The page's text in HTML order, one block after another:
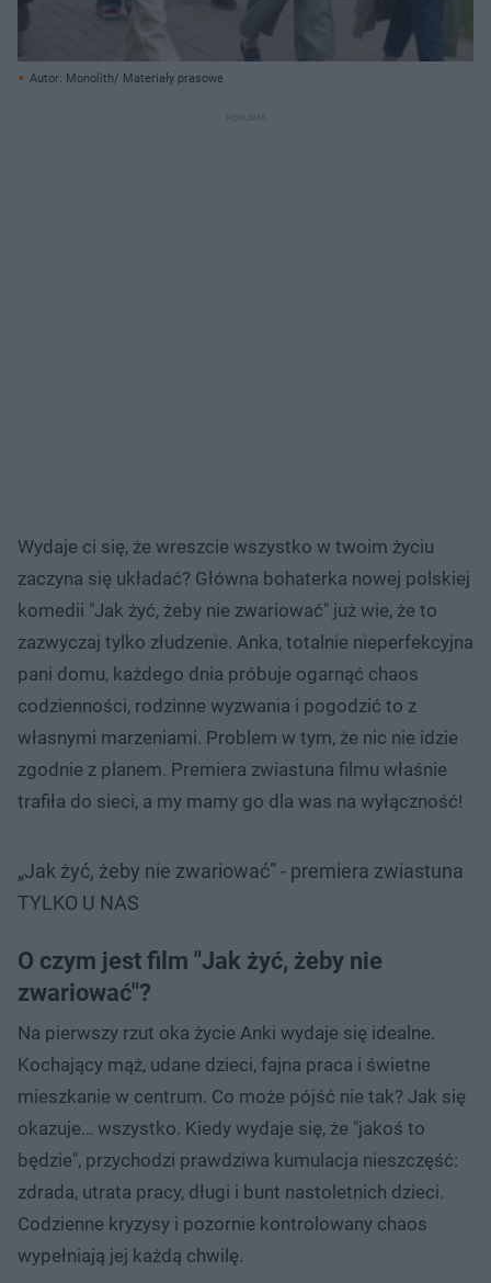
Autor: Monolith/ Materiały prasowe
Wydaje ci się, że wreszcie wszystko w twoim życiu
zaczyna się układać? Główna bohaterka nowej polskiej
komedii "Jak żyć, żeby nie zwariować" już wie, że to
zazwyczaj tylko złudzenie. Anka, totalnie nieperfekcyjna
pani domu, każdego dnia próbuje ogarnąć chaos
codzienności, rodzinne wyzwania i pogodzić to z
własnymi marzeniami. Problem w tym, że nic nie idzie
zgodnie z planem. Premiera zwiastuna filmu właśnie
trafiła do sieci, a my mamy go dla was na wyłączność!
„Jak żyć, żeby nie zwariować” - premiera zwiastuna
TYLKO U NAS
O czym jest film "Jak żyć, żeby nie
zwariować"?
Na pierwszy rzut oka życie Anki wydaje się idealne.
Kochający mąż, udane dzieci, fajna praca i świetne
mieszkanie w centrum. Co może pójść nie tak? Jak się
okazuje… wszystko. Kiedy wydaje się, że "jakoś to
będzie", przychodzi prawdziwa kumulacja nieszczęść:
zdrada, utrata pracy, długi i bunt nastoletnich dzieci.
Codzienne kryzysy i pozornie kontrolowany chaos
wypełniają jej każdą chwilę.